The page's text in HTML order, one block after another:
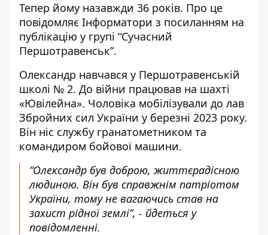
Тепер йому назавжди 36 років. Про це
повідомляє Інформатори з посиланням на
публікацію у групі “Сучасний
Першотравенськ”.
Олександр навчався у Першотравенській
школі № 2. До війни працював на шахті
«Ювілейна». Чоловіка мобілізували до лав
Збройних сил України у березні 2023 року.
Він ніс службу гранатометником та
командиром бойової машини.
“Олександр був доброю, життєрадісною
людиною. Він був справжнім патріотом
України, тому не вагаючись став на
захист рідної землі”, - йдеться у
повідомленні.